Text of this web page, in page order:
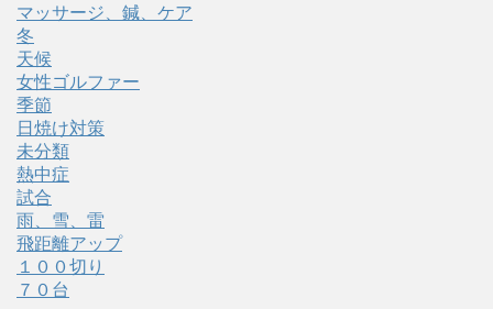
マッサージ、鍼、ケア
冬
天候
女性ゴルファー
季節
日焼け対策
未分類
熱中症
試合
雨、雪、雷
飛距離アップ
１００切り
７０台